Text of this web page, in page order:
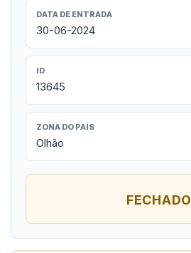
DATA DE ENTRADA
30-06-2024
ID
13645
ZONA DO PAÍS
Olhão
FECHADO